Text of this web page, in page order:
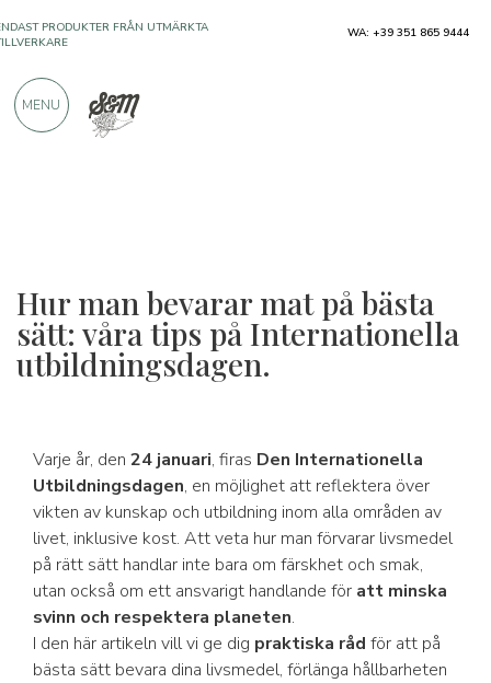
Hur man bevarar mat på bästa
sätt: våra tips på Internationella
utbildningsdagen.
Varje år, den 24 januari, firas Den Internationella
Utbildningsdagen, en möjlighet att reflektera över
vikten av kunskap och utbildning inom alla områden av
livet, inklusive kost. Att veta hur man förvarar livsmedel
på rätt sätt handlar inte bara om färskhet och smak,
utan också om ett ansvarigt handlande för att minska
svinn och respektera planeten.
I den här artikeln vill vi ge dig praktiska råd för att på
bästa sätt bevara dina livsmedel, förlänga hållbarheten
PRODUKTER FRÅN UTMÄRKTA
900 POSITIVA RECENSIONER
WA: +39 351 865 9444
MENU